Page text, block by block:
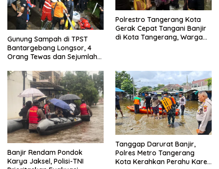
Gunung Sampah di TPST
Bantargebang Longsor, 4
Orang Tewas dan Sejumlah
Polrestro Tangerang Kota
Gerak Cepat Tangani Banjir
di Kota Tangerang, Warga
Banjir Rendam Pondok
Karya Jaksel, Polisi-TNI
Tanggap Darurat Banjir,
Polres Metro Tangerang
Kota Kerahkan Perahu Karet